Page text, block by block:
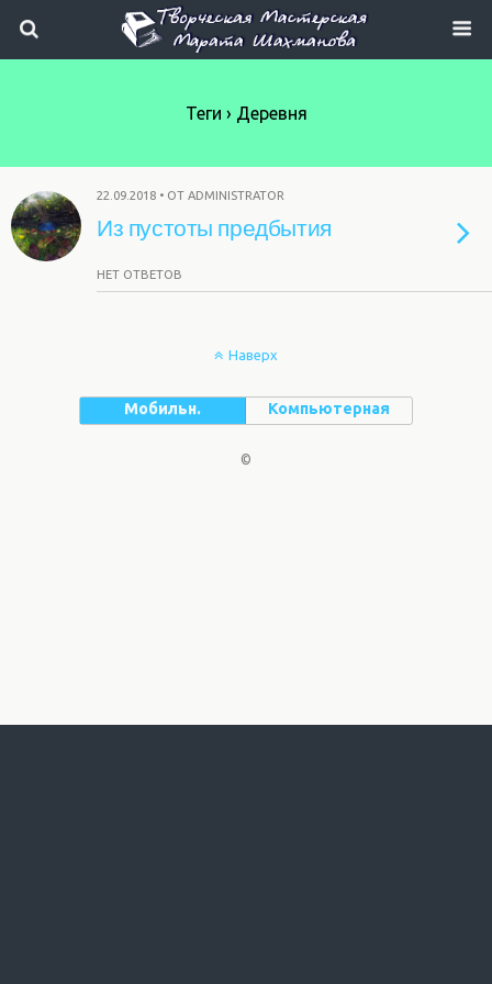
Теги › Деревня
22.09.2018 • ОТ ADMINISTRATOR
Из пустоты предбытия
НЕТ ОТВЕТОВ
Наверх
Мобильн. Компьютерная
©